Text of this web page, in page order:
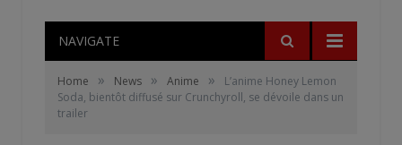
NAVIGATE
Home » News » Anime »
L’anime Honey Lemon
Soda, bientôt diffusé sur Crunchyroll, se dévoile dans un
trailer